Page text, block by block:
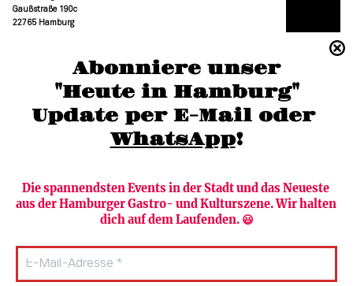
Abonniere unser
"Heute in Hamburg"
Update per E-Mail oder
WhatsApp!
Die spannendsten Events in der Stadt und das Neueste
aus der Hamburger Gastro- und Kulturszene. Wir halten
dich auf dem Laufenden. 😃
Gaußstraße 190c
22765 Hamburg
moc.grubmah-enezs@ofni
Newsletter abonnieren
HAMBURG PUR